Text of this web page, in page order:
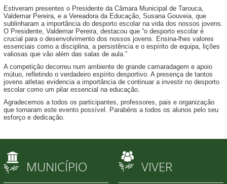
Estiveram presentes o Presidente da Câmara Municipal de Tarouca,
Valdemar Pereira, e a Vereadora da Educação, Susana Gouveia, que
sublinharam a importância do desporto escolar na vida dos nossos jovens.
O Presidente, Valdemar Pereira, destacou que “o desporto escolar é
crucial para o desenvolvimento dos nossos jovens. Ensina-lhes valores
essenciais como a disciplina, a persistência e o espírito de equipa, lições
valiosas que vão além das salas de aula.”
A competição decorreu num ambiente de grande camaradagem e apoio
mútuo, refletindo o verdadeiro espírito desportivo. A presença de tantos
jovens atletas evidencia a importância de continuar a investir no desporto
escolar como um pilar essencial na educação.
Agradecemos a todos os participantes, professores, pais e organização
que tornaram este evento possível. Parabéns a todos os alunos pelo seu
esforço e dedicação.
MUNICÍPIO VIVER